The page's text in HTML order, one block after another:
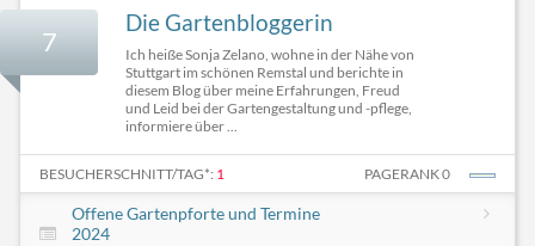
7
Die Gartenbloggerin
Ich heiße Sonja Zelano, wohne in der Nähe von
Stuttgart im schönen Remstal und berichte in
diesem Blog über meine Erfahrungen, Freud
und Leid bei der Gartengestaltung und -pflege,
informiere über ...
BESUCHERSCHNITT/TAG*: 1 PAGERANK 0
Offene Gartenpforte und Termine
2024